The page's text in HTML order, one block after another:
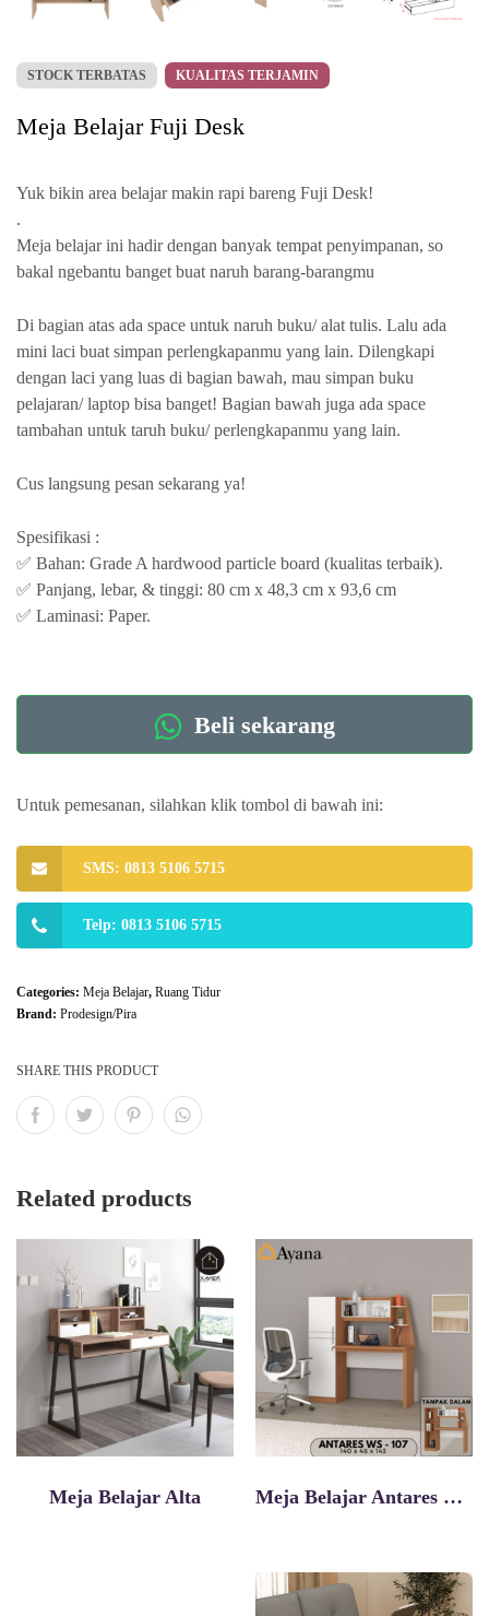
STOCK TERBATAS KUALITAS TERJAMIN
Meja Belajar Fuji Desk
Yuk bikin area belajar makin rapi bareng Fuji Desk!
.
Meja belajar ini hadir dengan banyak tempat penyimpanan, so
bakal ngebantu banget buat naruh barang-barangmu
Di bagian atas ada space untuk naruh buku/ alat tulis. Lalu ada
mini laci buat simpan perlengkapanmu yang lain. Dilengkapi
dengan laci yang luas di bagian bawah, mau simpan buku
pelajaran/ laptop bisa banget! Bagian bawah juga ada space
tambahan untuk taruh buku/ perlengkapanmu yang lain.
Cus langsung pesan sekarang ya!
Spesifikasi :
✅ Bahan: Grade A hardwood particle board (kualitas terbaik).
✅ Panjang, lebar, & tinggi: 80 cm x 48,3 cm x 93,6 cm
✅ Laminasi: Paper.
Beli sekarang
Untuk pemesanan, silahkan klik tombol di bawah ini:
SMS: 0813 5106 5715
Telp: 0813 5106 5715
Categories: Meja Belajar, Ruang Tidur
Brand: Prodesign/Pira
SHARE THIS PRODUCT
Related products
Meja Belajar Alta Meja Belajar Antares Ws 107